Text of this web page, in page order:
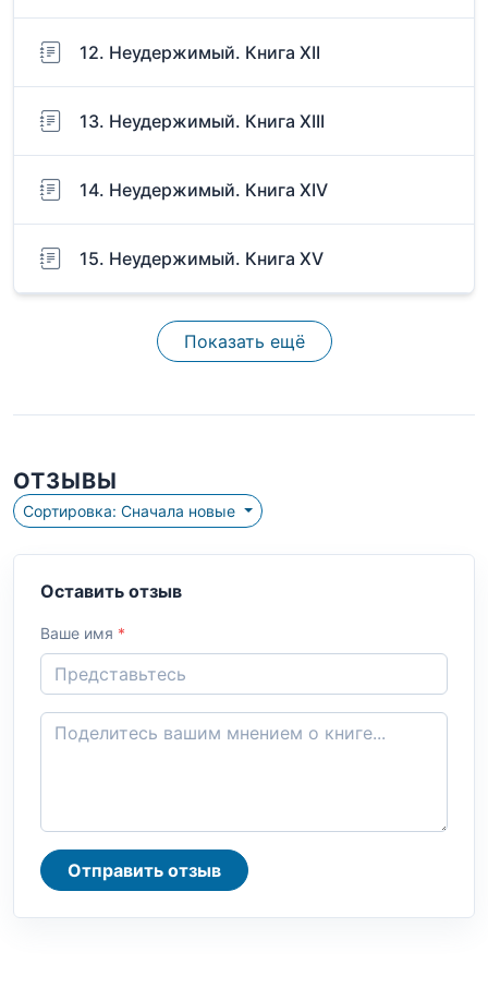
12. Неудержимый. Книга XII
13. Неудержимый. Книга XIII
14. Неудержимый. Книга XIV
15. Неудержимый. Книга XV
Показать ещё
ОТЗЫВЫ
Сортировка: Сначала новые
Оставить отзыв
Ваше имя *
Отправить отзыв